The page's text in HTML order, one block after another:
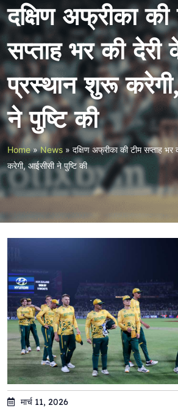
दक्षिण अफ्रीका की
सप्ताह भर की देरी
प्रस्थान शुरू
ने पुष्टि की
Home»News » दक्षिण अफ्रीका की टीम सप्ताह
करेगी, आईसीसी ने पुष्टि की
मार्च 11, 2026